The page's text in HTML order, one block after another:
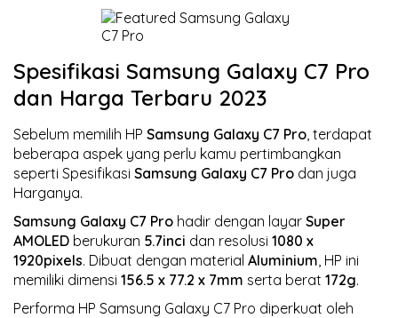
Spesifikasi Samsung Galaxy C7 Pro
dan Harga Terbaru 2023
Sebelum memilih HP Samsung Galaxy C7 Pro, terdapat
beberapa aspek yang perlu kamu pertimbangkan
seperti Spesifikasi Samsung Galaxy C7 Pro dan juga
Harganya.
Samsung Galaxy C7 Pro hadir dengan layar Super
AMOLED berukuran 5.7inci dan resolusi 1080 x
1920pixels. Dibuat dengan material Aluminium, HP ini
memiliki dimensi 156.5 x 77.2 x 7mm serta berat 172g.
Performa HP Samsung Galaxy C7 Pro diperkuat oleh